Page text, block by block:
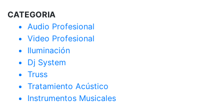
CATEGORIA
Audio Profesional
Video Profesional
Iluminación
Dj System
Truss
Tratamiento Acústico
Instrumentos Musicales